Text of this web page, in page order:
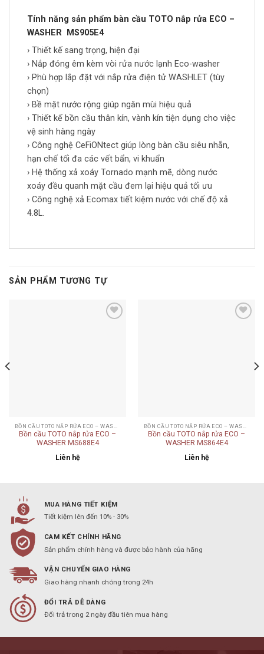
Tính năng sản phẩm bàn cầu TOTO nắp rửa ECO –
WASHER MS905E4
› Thiết kế sang trọng, hiện đại
› Nắp đóng êm kèm vòi rửa nước lạnh Eco-washer
› Phù hợp lắp đặt với nắp rửa điện tử WASHLET (tùy
chọn)
› Bề mặt nước rộng giúp ngăn mùi hiệu quả
› Thiết kế bồn cầu thân kín, vành kín tiện dụng cho việc
vệ sinh hàng ngày
› Công nghệ CeFiONtect giúp lòng bàn cầu siêu nhẵn,
hạn chế tối đa các vết bẩn, vi khuẩn
› Hệ thống xả xoáy Tornado mạnh mẽ, dòng nước
xoáy đều quanh mặt cầu đem lại hiệu quả tối ưu
› Công nghệ xả Ecomax tiết kiệm nước với chế độ xả
4.8L.
SẢN PHẨM TƯƠNG TỰ
Bồn cầu TOTO nắp rửa ECO –
WASHER MS688E4
Liên hệ
Bồn cầu TOTO nắp rửa ECO –
WASHER MS864E4
Liên hệ
MUA HÀNG TIẾT KIỆM
Tiết kiệm lên đến 10% - 30%
CAM KẾT CHÍNH HÃNG
Sản phẩm chính hàng và được bảo hành của hãng
VẬN CHUYỂN GIAO HÀNG
Giao hàng nhanh chóng trong 24h
ĐỔI TRẢ DỄ DÀNG
Đổi trả trong 2 ngày đầu tiên mua hàng